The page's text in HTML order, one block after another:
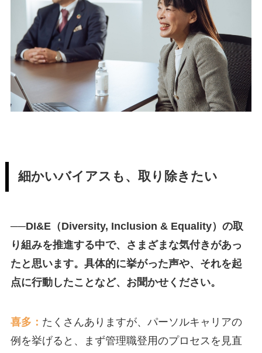
細かいバイアスも、取り除きたい
──DI&E（Diversity, Inclusion & Equality）の取
り組みを推進する中で、さまざまな気付きがあっ
たと思います。具体的に挙がった声や、それを起
点に行動したことなど、お聞かせください。
喜多： たくさんありますが、パーソルキャリアの
例を挙げると、まず管理職登用のプロセスを見直